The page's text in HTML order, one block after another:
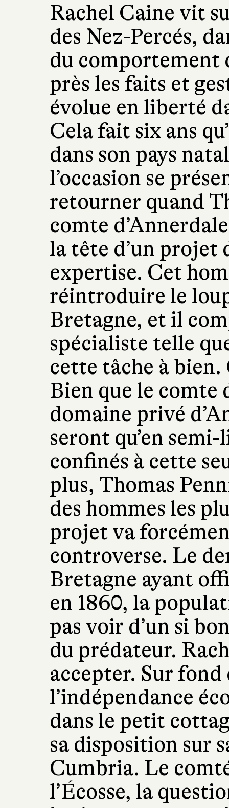
Rachel Caine vit
des Nez-Percés,
du comportement
près les faits et
évolue en liberté
Cela fait six ans
dans son pays
l’occasion se
retourner quand
comte
la tête d’un projet
expertise. Cet
réintroduire le
Bretagne, et il
spécialiste telle
cette tâche à
Bien que le comte
domaine privé
seront qu’en
confinés à cette
plus, Thomas
des hommes les
projet va
controverse. Le
Bretagne ayant
en 1860, la
pas voir d’un si
du prédateur.
accepter. Sur
l’indépendance
dans le petit
sa disposition sur
Cumbria. Le
l’Écosse, la